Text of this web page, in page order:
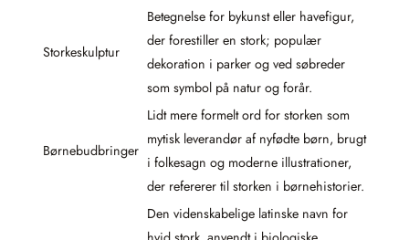
Storkeskulptur
Betegnelse for bykunst eller havefigur,
der forestiller en stork; populær
dekoration i parker og ved søbreder
som symbol på natur og forår.
Børnebudbringer
Lidt mere formelt ord for storken som
mytisk leverandør af nyfødte børn, brugt
i folkesagn og moderne illustrationer,
der refererer til storken i børnehistorier.
Den videnskabelige latinske navn for